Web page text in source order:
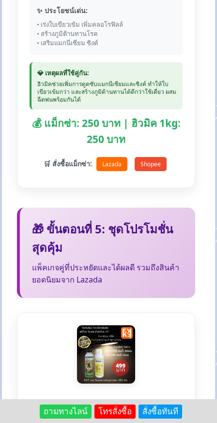
✨ ประโยชน์เด่น:
• เร่งใบเขียวเข้ม เพิ่มคลอโรฟิลล์
• สร้างภูมิต้านทานโรค
• เสริมแมกนีเซียม ซิงค์
💎 เหตุผลที่ใช้คู่กัน:
ฮิวมิคช่วยเพิ่มการดูดซับแมกนีเซียมและซิงค์ ทำให้ใบ
เขียวเข้มกว่า และสร้างภูมิต้านทานได้ดีกว่าใช้เดี่ยว ผสม
ฉีดพ่นพร้อมกันได้
💰 แม็กซ่า: 250 บาท | ฮิวมิค 1kg:
250 บาท
🛒 สั่งซื้อแม็กซ่า: Lazada Shopee
🎁 ขั้นตอนที่ 5: ชุดโปรโมชั่น
สุดคุ้ม
แพ็คเกจคู่ที่ประหยัดและได้ผลดี รวมถึงสินค้า
ยอดนิยมจาก Lazada
🔥 โปรฯเล็กยอดฮิต - บำรุง + ป้องกัน
ถามทางไลน์ โทรสั่งซื้อ สั่งซื้อทันที